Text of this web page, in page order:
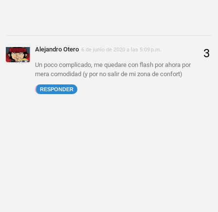
Alejandro Otero 6 de junio de 2020 a las 5:09 p.m.
Un poco complicado, me quedare con flash por ahora por
mera comodidad (y por no salir de mi zona de confort)
RESPONDER